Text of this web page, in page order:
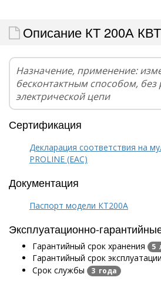
Описание КТ 200А КВТ
Назначение, применение:
бесконтактным способом, без
электрической цепи
Сертификация
Декларация соответствия на
PROLINE (EAC)
Документация
Паспорт модели КТ200А
Эксплуатационно-
Гарантийный срок хранения 5
Гарантийный срок эксплуатации
Срок службы 3 года